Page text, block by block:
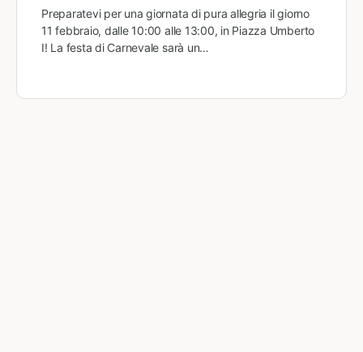
Preparatevi per una giornata di pura allegria il giorno
11 febbraio, dalle 10:00 alle 13:00, in Piazza Umberto
I! La festa di Carnevale sarà un…